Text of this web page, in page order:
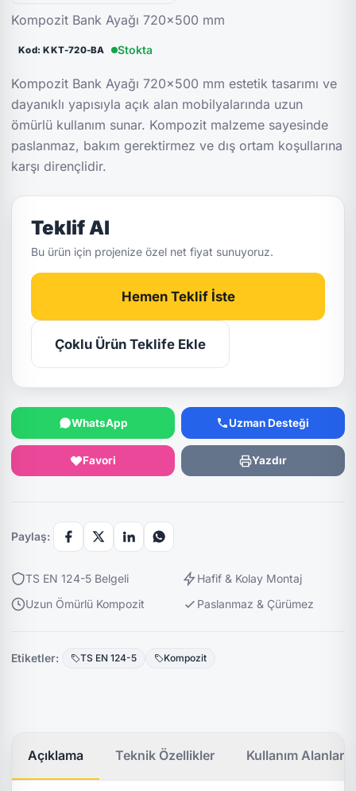
Kompozit Bank Ayağı 720x500 mm
Kod: KKT-720-BA Stokta
Kompozit Bank Ayağı 720x500 mm estetik tasarımı ve
dayanıklı yapısıyla açık alan mobilyalarında uzun
ömürlü kullanım sunar. Kompozit malzeme sayesinde
paslanmaz, bakım gerektirmez ve dış ortam koşullarına
karşı dirençlidir.
Teklif Al
Bu ürün için projenize özel net fiyat sunuyoruz.
Hemen Teklif İste
Çoklu Ürün Teklife Ekle
WhatsApp Uzman Desteği
Favori Yazdır
Paylaş:
TS EN 124-5 Belgeli
Hafif & Kolay Montaj
Uzun Ömürlü Kompozit
Paslanmaz & Çürümez
Etiketler: TS EN 124-5 Kompozit
Açıklama Teknik Özellikler Kullanım Alanları